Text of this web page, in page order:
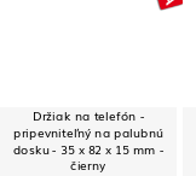
Držiak na telefón -
pripevniteľný na palubnú
dosku - 35 x 82 x 15 mm -
čierny